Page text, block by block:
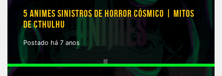
5 ANIMES SINISTROS DE HORROR CÓSMICO | MITOS
DE CTHULHU
Postado há 7 anos